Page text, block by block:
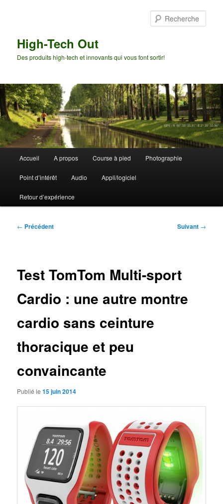
High-Tech Out
Des produits high-tech et innovants qui vous font sortir!
principal
Accueil A propos Course à pied Photographie
Point d’intérêt Audio Appli/logiciel
Retour d’expérience
Navigation
← Précédent Suivant →
Test TomTom Multi-sport
Cardio : une autre montre
cardio sans ceinture
thoracique et peu
convaincante
Publié le15 juin 2014